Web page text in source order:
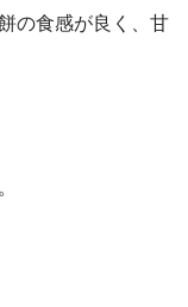
の食感が良く、甘